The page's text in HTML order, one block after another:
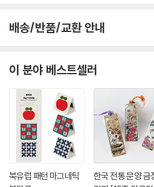
배송/반품/교환 안내
이 분야 베스트셀러
북유럽 패턴 마그네틱
한국 전통 문양 금